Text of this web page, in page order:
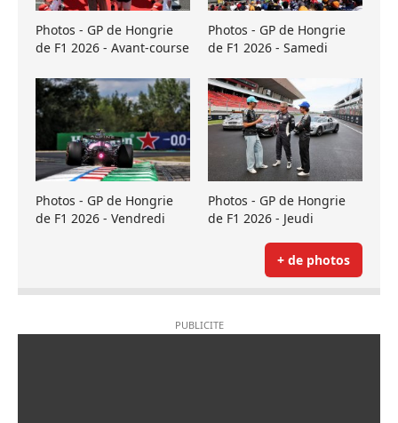
Photos - GP de Hongrie
de F1 2026 - Avant-course
Photos - GP de Hongrie
de F1 2026 - Samedi
Photos - GP de Hongrie
de F1 2026 - Vendredi
Photos - GP de Hongrie
de F1 2026 - Jeudi
+ de photos